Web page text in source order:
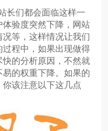
长们都会面临这样一
验度突然下降，网站
等，这样情况让我们
程中，如果出现做得
的分析原因，不然就
的权重下降。如果的
该注意以下这几点